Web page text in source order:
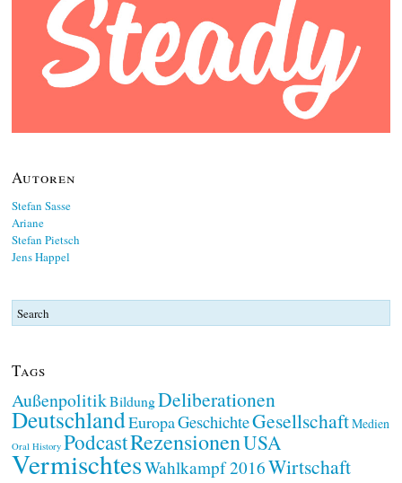
Autoren
Stefan Sasse
Ariane
Stefan Pietsch
Jens Happel
Tags
AußenpolitikBildungDeliberationen
DeutschlandEuropaGeschichteGesellschaftMedien
Oral History PodcastRezensionenUSA
VermischtesWahlkampf 2016Wirtschaft